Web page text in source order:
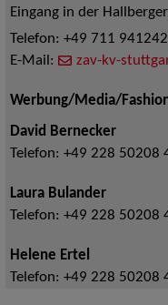
Eingang in der
Telefon: +49 711
E-Mail:
zav-kv-
Werbung/Media/
David Bernecker
Telefon: +49 228 50208
Laura Bulander
Telefon: +49 228 50208
Helene Ertel
Telefon: +49 228 50208